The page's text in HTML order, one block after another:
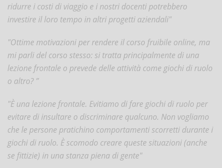
ridurre i costi di viaggio e i nostri docenti potrebbero
investire il loro tempo in altri progetti aziendali"
"Ottime motivazioni per rendere il corso fruibile online, ma
mi parli del corso stesso: si tratta principalmente di una
lezione frontale o prevede delle attività come giochi di ruolo
o altro? ”
"È una lezione frontale. Evitiamo di fare giochi di ruolo per
evitare di insultare o discriminare qualcuno. Non vogliamo
che le persone pratichino comportamenti scorretti durante i
giochi di ruolo. È scomodo creare queste situazioni (anche
se fittizie) in una stanza piena di gente"